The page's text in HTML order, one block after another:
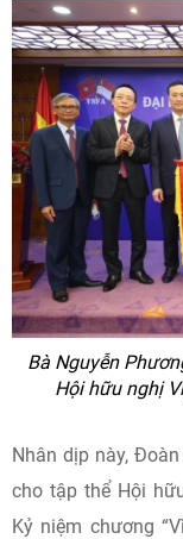
Bà Nguyễn
Hội hữu nghị
Nhân dịp này,
cho tập thể Hội
Kỷ niệm chương